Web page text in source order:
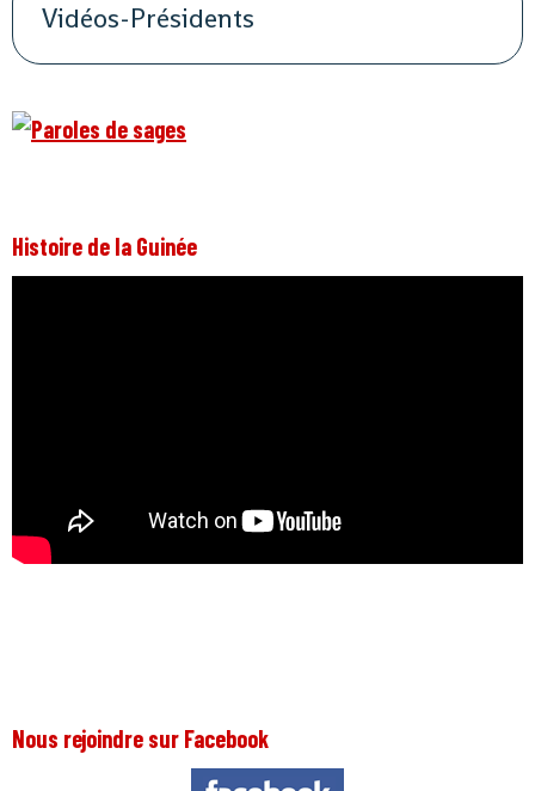
Vidéos-Présidents
Histoire de la Guinée
Nous rejoindre sur Facebook